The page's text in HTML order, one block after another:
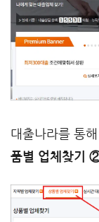
대출나라를 통
품별 업체찾기